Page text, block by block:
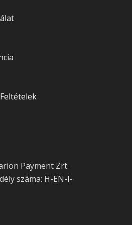
Payment Zrt.
száma: H-EN-I-